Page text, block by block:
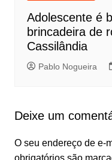
Adolescente é
brincadeira de
Cassilândia
Pablo Nogueira
Deixe um
O seu endereço de e-